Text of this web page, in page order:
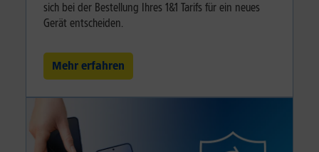
sich bei der Bestellung Ihres 1&1 Tarifs für ein neues
Gerät entscheiden.
Mehr erfahren